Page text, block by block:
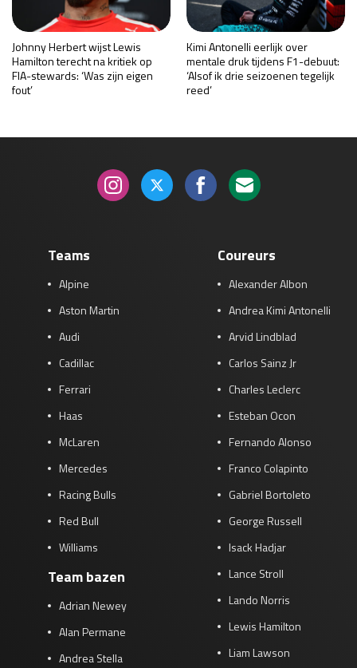
Johnny Herbert wijst Lewis
Hamilton terecht na kritiek op
FIA-stewards: ‘Was zijn eigen
fout’
Kimi Antonelli eerlijk over
mentale druk tijdens F1-debuut:
‘Alsof ik drie seizoenen tegelijk
reed’
Teams
Alpine
Aston Martin
Audi
Cadillac
Ferrari
Haas
McLaren
Mercedes
Racing Bulls
Red Bull
Williams
Team bazen
Adrian Newey
Alan Permane
Andrea Stella
Coureurs
Alexander Albon
Andrea Kimi Antonelli
Arvid Lindblad
Carlos Sainz Jr
Charles Leclerc
Esteban Ocon
Fernando Alonso
Franco Colapinto
Gabriel Bortoleto
George Russell
Isack Hadjar
Lance Stroll
Lando Norris
Lewis Hamilton
Liam Lawson